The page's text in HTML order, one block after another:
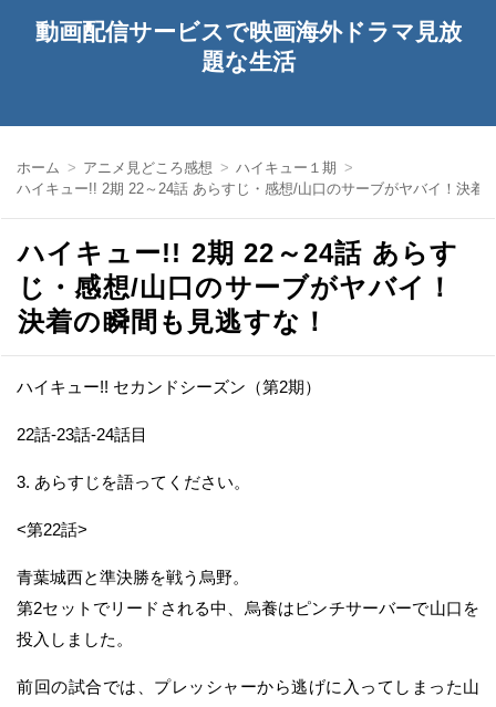
動画配信サービスで映画海外ドラマ見放
題な生活
ホーム アニメ見どころ感想
ハイキュー１期
ハイキュー!! 2期 22～24話 あらすじ・感想/山口のサーブがヤバイ！決着
ハイキュー!! 2期 22～24話 あらす
じ・感想/山口のサーブがヤバイ！
決着の瞬間も見逃すな！
ハイキュー!! セカンドシーズン（第2期）
22話-23話-24話目
3. あらすじを語ってください。
<第22話>
青葉城西と準決勝を戦う烏野。
第2セットでリードされる中、烏養はピンチサーバーで山口を
投入しました。
前回の試合では、プレッシャーから逃げに入ってしまった山